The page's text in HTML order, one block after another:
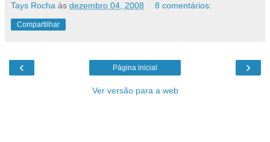
Tays Rocha às dezembro 04, 2008 8 comentários:
Compartilhar
‹ ›
Página inicial
Ver versão para a web